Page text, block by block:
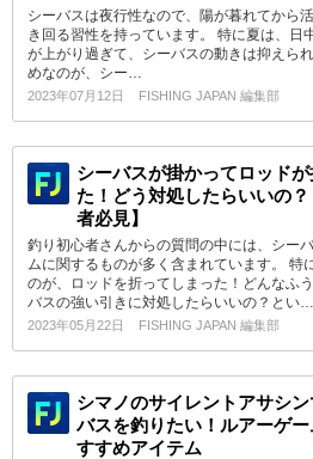
シーバスは夜行性なので、陽が暮れてから
き回る習性を持っています。 特に夏は、日
が上がり過ぎて、シーバスの動きは抑えら
めなのが、シー…
2023年07月12日 FISHING JAPAN 編集部
シーバスが掛かってロッド
た！どう対処したらいいの
者必見】
釣り初心者さんからの質問の中には、シー
ムに関するものが多く含まれています。 特
のが、ロッドを折ってしまった！どんなふ
バスの強い引きに対処したらいいの？とい…
2023年05月22日 FISHING JAPAN 編集部
シマノのサイレントアサシ
バスを釣りたい！ルアーゲ
すすめアイテム